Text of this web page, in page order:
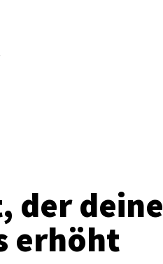
der deine
erhöht